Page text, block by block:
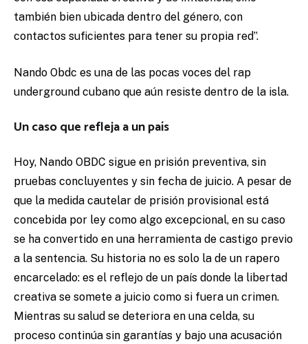
también bien ubicada dentro del género, con
contactos suficientes para tener su propia red”.
Nando Obdc es una de las pocas voces del rap
underground cubano que aún resiste dentro de la isla.
Un caso que refleja a un país
Hoy, Nando OBDC sigue en prisión preventiva, sin
pruebas concluyentes y sin fecha de juicio. A pesar de
que la medida cautelar de prisión provisional está
concebida por ley como algo excepcional, en su caso
se ha convertido en una herramienta de castigo previo
a la sentencia. Su historia no es solo la de un rapero
encarcelado: es el reflejo de un país donde la libertad
creativa se somete a juicio como si fuera un crimen.
Mientras su salud se deteriora en una celda, su
proceso continúa sin garantías y bajo una acusación